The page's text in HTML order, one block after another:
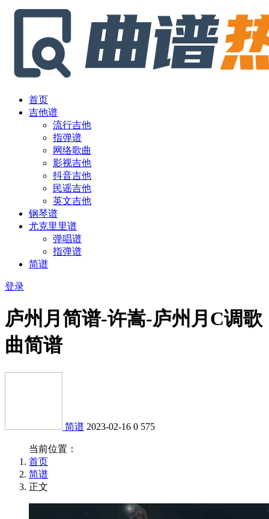
首页
吉他谱
流行吉他
指弹谱
网络歌曲
影视吉他
抖音吉他
民谣吉他
英文吉他
钢琴谱
尤克里里谱
弹唱谱
指弹谱
简谱
登录
庐州月简谱-许嵩-庐州月C调歌
曲简谱
简谱 2023-02-16 0 575
当前位置：
首页
简谱
正文